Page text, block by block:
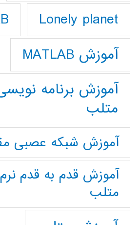
Lonely planet
آموزش MATLAB
آموزش برنامه
متلب
آموزش شبکه عصبی
آموزش قدم به قدم نرم
متلب